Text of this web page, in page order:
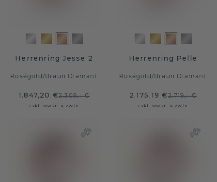
Herrenring Jesse 2
Roségold / Braun Diamant
1.847,20 €2.309,- €
Exkl. MwSt. & Zölle
Herrenring Pelle
Roségold / Braun Diamant
2.175,19 €2.719,- €
Exkl. MwSt. & Zölle